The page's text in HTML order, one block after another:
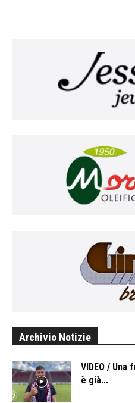
Archivio Notizie
VIDEO /
è già...